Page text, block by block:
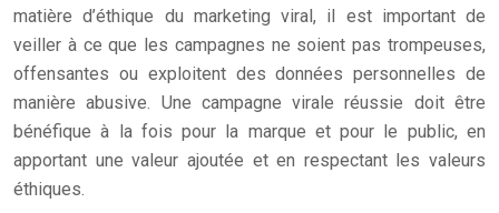
matière d’éthique du marketing viral, il est important de
veiller à ce que les campagnes ne soient pas trompeuses,
offensantes ou exploitent des données personnelles de
manière abusive. Une campagne virale réussie doit être
bénéfique à la fois pour la marque et pour le public, en
apportant une valeur ajoutée et en respectant les valeurs
éthiques.